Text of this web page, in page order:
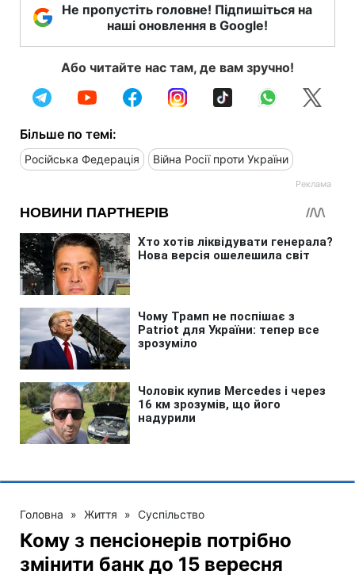
Не пропустіть головне! Підпишіться на
наші оновлення в Google!
Або читайте нас там, де вам зручно!
Більше по темі:
Російська Федерація Війна Росії проти України
Головна » Життя » Суспільство
Кому з пенсіонерів потрібно
змінити банк до 15 вересня